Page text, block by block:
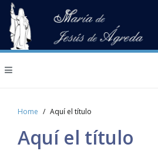
Home Aquí el título
Aquí el título